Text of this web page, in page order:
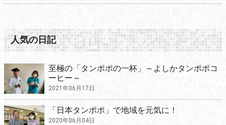
人気の日記
至極の「タンポポの一杯」～よしかタンポポコ
ーヒー～
2021年06月17日
「日本タンポポ」で地域を元気に！
2020年06月04日